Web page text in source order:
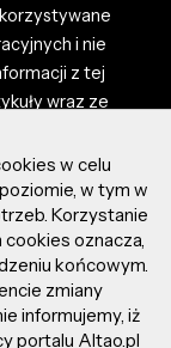
i nie
z tej
wraz ze
portalu są
i właściciel
za tresci
Dodając
oraz
materiały
altao.pl.
portalu.
w celu
w tym w
Korzystanie
oznacza,
końcowym.
zmiany
informujemy, iż
portalu Altao.pl